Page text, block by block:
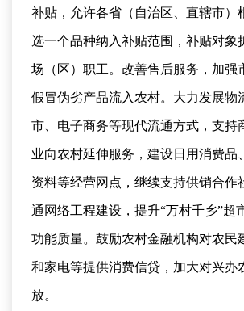
补贴，允许各省（自治区、直辖市）
选一个品种纳入补贴范围，补贴对象
场（区）职工。改善售后服务，加强
假冒伪劣产品流入农村。大力发展物
市、电子商务等现代流通方式，支持
业向农村延伸服务，建设日用消费品
资料等经营网点，继续支持供销合作
通网络工程建设，提升“万村千乡”超
功能质量。鼓励农村金融机构对农民
和家电等提供消费信贷，加大对兴办
放。